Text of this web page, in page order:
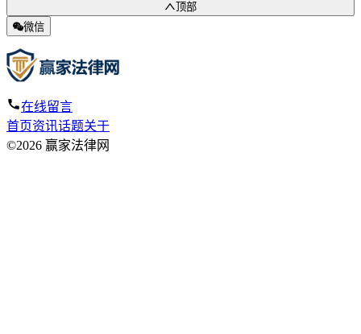
顶部
微信
在线留言
首页资讯话题关于
©2026 赢家法律网